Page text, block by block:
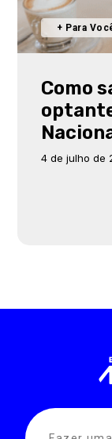
+ Para
Como
4 de julho de